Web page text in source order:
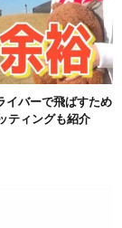
イバーで飛ばすため
ティングも紹介